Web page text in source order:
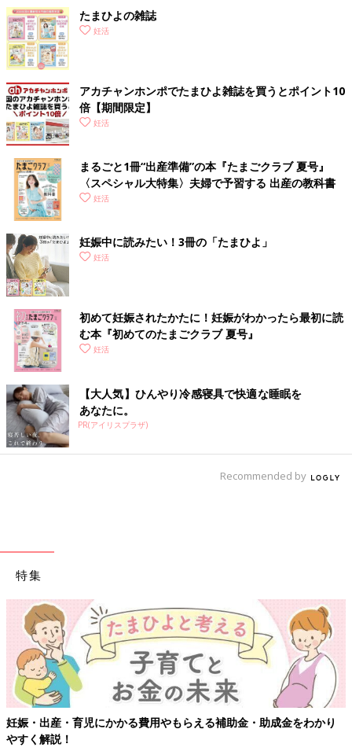
体外受精に行く前に、できることは全部やろうと決めた私たち
（前回記事参照
果はあまり期待できないと言われていたのですが、どうせなら 人
工授精にもチャレンジしてみることにしました。
人工授精を行う場合は、その前に、
りました。検査はすごく痛いという情報をネットで見て、怖くて
半狂乱になる気持ちを、「妊娠するため、未来のため・・・」と
抑えながら、検査に臨みました。あまりにも怖がりすぎて、先生
がドン引きしていました。実際、卵管が検査薬で押し広げられる
に終わって、拍子抜けしたのを覚えています。
卵管造影検査で問題なかったので、いよいよ、人工授精へ。タイ
ミング法の代わりに病院で処置するだけでしょ、ぐらいに思って
安心していたら、すっごく痛かったです。本当に、びっくりする
ほど痛かったです。終わった後もしばらく痛くて辛くて、痛み止
めを飲んでベッドで休ませてもらいました。
この人工授精で、妊娠には至りませんでした。続けて挑戦する選
択肢もあったと思いますが、そのあまりの痛さに、「ストレスが
大きすぎるせいで妊娠できなさそうだから意味ない」と判断し、
タイミング法に戻すことにしました。
痛みの感じ方は、人によって全然違うのかもしれません。私は本
当に痛いのが苦手で、情けないことに、緊張から気持ち悪くなっ
ことは少ないですが、不妊治療をされた方は、みんなこういう試
練を乗り越えているんだと思います。
[わぐり]
2018年4月に息子を出産し、育休中の33歳。
「ハハのつぶやき」Twitter(@ninputweet)と
Instagram(@ninputweet)で、妊娠中から現在の育児中までのイ
ラストを、ほぼ毎日更新しています。
※この記事は、過去にたまひよONLINEで公開されたものです。
前の話
[モヤサバ妊活 #8]不
次の話
たまひよの雑誌
妊活
アカチャンホンポでたまひよ雑誌を買うとポイント10
倍【期間限定】
妊活
まるごと1冊“出産準備”の本『たまごクラブ 夏号』
〈スペシャル大特集〉夫婦で予習する 出産の教科書
妊活
妊娠中に読みたい！3冊の「たまひよ」
妊活
初めて妊娠されたかたに！妊娠がわかったら最初に読
む本『初めてのたまごクラブ 夏号』
妊活
【大人気】ひんやり冷感寝具で快適な睡眠を
あなたに。
PR(アイリスプラザ)
Recommended by
特集
妊娠・出産・育児にかかる費用やもらえる補助金・助成金をわかり
やすく解説！